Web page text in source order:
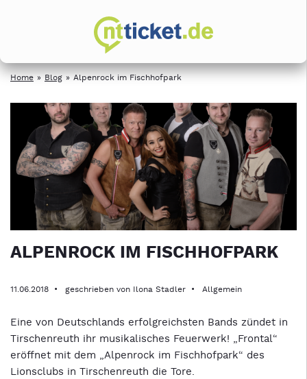
Home Blog Alpenrock im Fischhofpark
ALPENROCK IM FISCHHOFPARK
11.06.2018 geschrieben von Ilona Stadler Allgemein
Eine von Deutschlands erfolgreichsten Bands zündet in
Tirschenreuth ihr musikalisches Feuerwerk! „Frontal“
eröffnet mit dem „Alpenrock im Fischhofpark“ des
Lionsclubs in Tirschenreuth die Tore.